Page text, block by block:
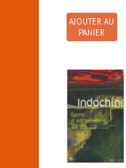
AJOUTER AU
PANIER